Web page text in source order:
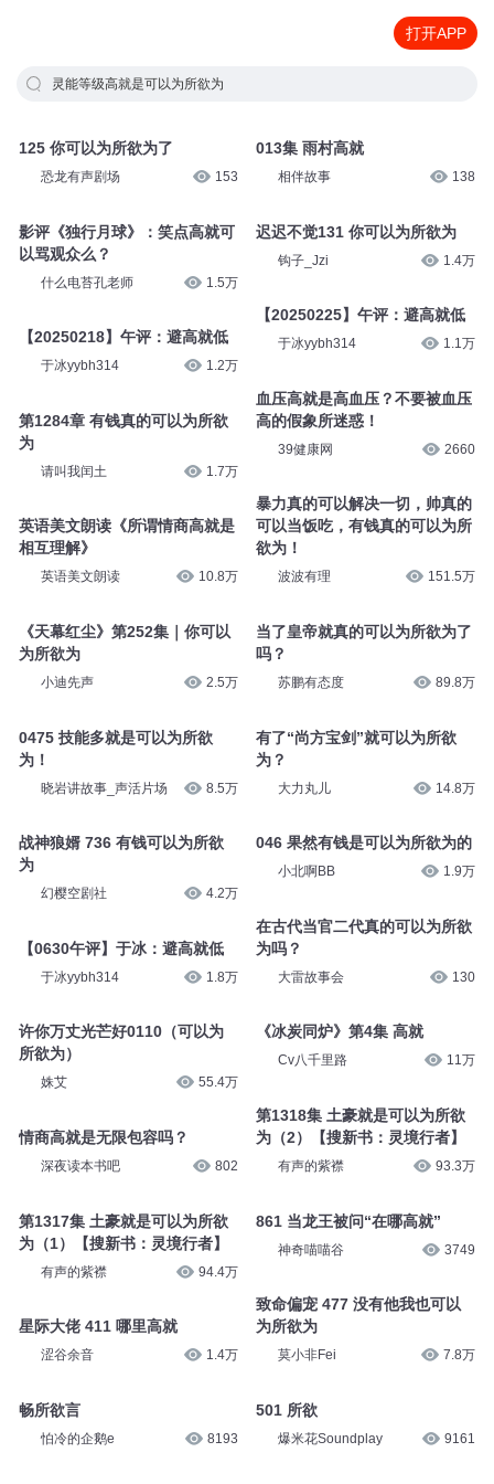
打开APP
灵能等级高就是可以为所欲为
125 你可以为所欲为了
恐龙有声剧场 153
影评《独行月球》：笑点高就可
以骂观众么？
什么电苔孔老师 1.5万
【20250218】午评：避高就低
于冰yybh314 1.2万
第1284章 有钱真的可以为所欲
为
请叫我闰土 1.7万
英语美文朗读《所谓情商高就是
相互理解》
英语美文朗读 10.8万
《天幕红尘》第252集｜你可以
为所欲为
小迪先声 2.5万
0475 技能多就是可以为所欲
为！
晓岩讲故事_声活片场 8.5万
战神狼婿 736 有钱可以为所欲
为
幻樱空剧社 4.2万
【0630午评】于冰：避高就低
于冰yybh314 1.8万
许你万丈光芒好0110（可以为
所欲为）
姝艾 55.4万
情商高就是无限包容吗？
深夜读本书吧 802
第1317集 土豪就是可以为所欲
为（1）【搜新书：灵境行者】
有声的紫襟 94.4万
星际大佬 411 哪里高就
涩谷余音 1.4万
畅所欲言
怕冷的企鹅e 8193
013集 雨村高就
相伴故事 138
迟迟不觉131 你可以为所欲为
钩子_Jzi 1.4万
【20250225】午评：避高就低
于冰yybh314 1.1万
血压高就是高血压？不要被血压
高的假象所迷惑！
39健康网 2660
暴力真的可以解决一切，帅真的
可以当饭吃，有钱真的可以为所
欲为！
波波有理 151.5万
当了皇帝就真的可以为所欲为了
吗？
苏鹏有态度 89.8万
有了“尚方宝剑”就可以为所欲
为？
大力丸儿 14.8万
046 果然有钱是可以为所欲为的
小北啊BB 1.9万
在古代当官二代真的可以为所欲
为吗？
大雷故事会 130
《冰炭同炉》第4集 高就
Cv八千里路 11万
第1318集 土豪就是可以为所欲
为（2）【搜新书：灵境行者】
有声的紫襟 93.3万
861 当龙王被问“在哪高就”
神奇喵喵谷 3749
致命偏宠 477 没有他我也可以
为所欲为
莫小非Fei 7.8万
501 所欲
爆米花Soundplay 9161